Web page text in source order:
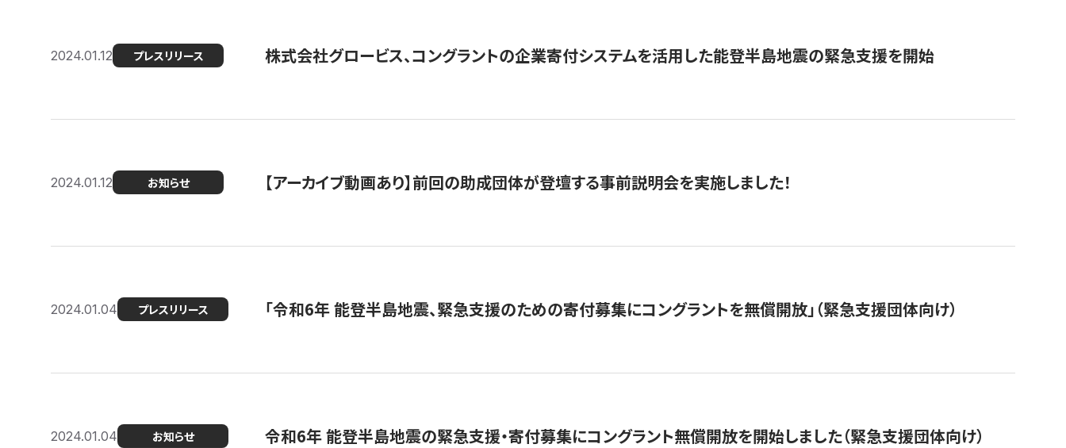
2024.01.12 プレスリリース 株式会社グロービス、コングラントの企業寄付システムを活用した能登半島地震の緊急支援を開始
2024.01.12 お知らせ 【アーカイブ動画あり】前回の助成団体が登壇する事前説明会を実施しました！
2024.01.04 プレスリリース 「令和6年 能登半島地震、緊急支援のための寄付募集にコングラントを無償開放」（緊急支援団体向け）
2024.01.04 お知らせ 令和6年 能登半島地震の緊急支援・寄付募集にコングラント無償開放を開始しました（緊急支援団体向け）